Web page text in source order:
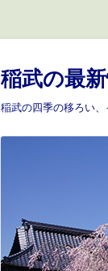
稲武の最
稲武の四季の移ろい